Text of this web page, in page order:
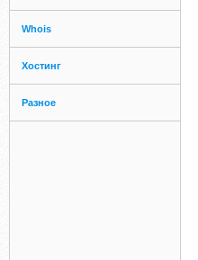
Whois
Хостинг
Разное